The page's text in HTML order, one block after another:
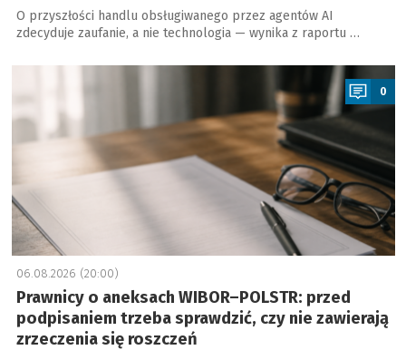
O przyszłości handlu obsługiwanego przez agentów AI
zdecyduje zaufanie, a nie technologia — wynika z raportu …
a
0
06.08.2026 (20:00)
Prawnicy o aneksach WIBOR–POLSTR: przed
podpisaniem trzeba sprawdzić, czy nie zawierają
zrzeczenia się roszczeń